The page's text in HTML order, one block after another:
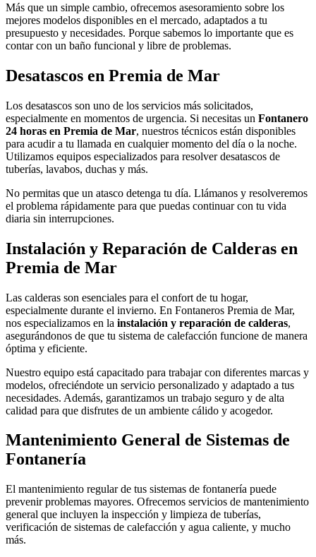
Más que un simple cambio, ofrecemos asesoramiento sobre los
mejores modelos disponibles en el mercado, adaptados a tu
presupuesto y necesidades. Porque sabemos lo importante que es
contar con un baño funcional y libre de problemas.
Desatascos en Premia de Mar
Los desatascos son uno de los servicios más solicitados,
especialmente en momentos de urgencia. Si necesitas un Fontanero
24 horas en Premia de Mar, nuestros técnicos están disponibles
para acudir a tu llamada en cualquier momento del día o la noche.
Utilizamos equipos especializados para resolver desatascos de
tuberías, lavabos, duchas y más.
No permitas que un atasco detenga tu día. Llámanos y resolveremos
el problema rápidamente para que puedas continuar con tu vida
diaria sin interrupciones.
Instalación y Reparación de Calderas en
Premia de Mar
Las calderas son esenciales para el confort de tu hogar,
especialmente durante el invierno. En Fontaneros Premia de Mar,
nos especializamos en la instalación y reparación de calderas,
asegurándonos de que tu sistema de calefacción funcione de manera
óptima y eficiente.
Nuestro equipo está capacitado para trabajar con diferentes marcas y
modelos, ofreciéndote un servicio personalizado y adaptado a tus
necesidades. Además, garantizamos un trabajo seguro y de alta
calidad para que disfrutes de un ambiente cálido y acogedor.
Mantenimiento General de Sistemas de
Fontanería
El mantenimiento regular de tus sistemas de fontanería puede
prevenir problemas mayores. Ofrecemos servicios de mantenimiento
general que incluyen la inspección y limpieza de tuberías,
verificación de sistemas de calefacción y agua caliente, y mucho
más.